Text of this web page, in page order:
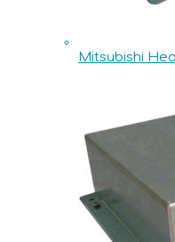
Mitsubishi